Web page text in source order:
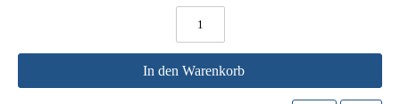
In den Warenkorb